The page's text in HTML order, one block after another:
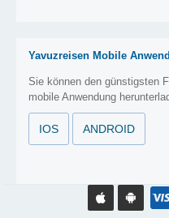
Yavuzreisen Mobile
Sie können den günstigsten
mobile Anwendung
IOS ANDROID